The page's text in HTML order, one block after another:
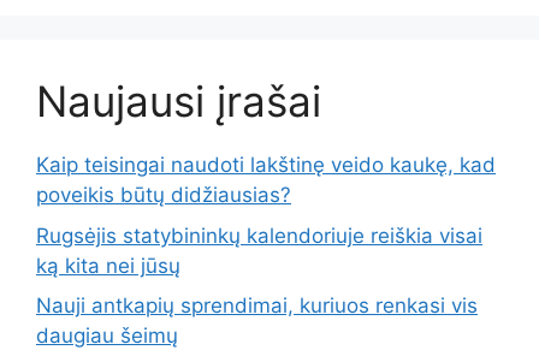
Naujausi įrašai
Kaip teisingai naudoti lakštinę veido kaukę, kad
poveikis būtų didžiausias?
Rugsėjis statybininkų kalendoriuje reiškia visai
ką kita nei jūsų
Nauji antkapių sprendimai, kuriuos renkasi vis
daugiau šeimų